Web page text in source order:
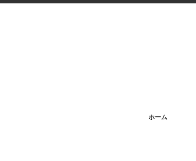
ホーム